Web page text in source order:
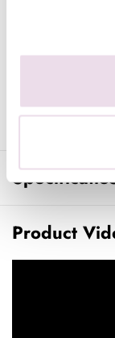
automiser.
eindeloos
Ben jij een salon,
Product